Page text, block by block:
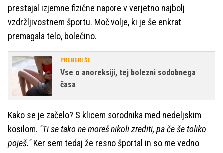
prestajal izjemne fizične napore v verjetno najbolj
vzdržljivostnem športu. Moč volje, ki je še enkrat
premagala telo, bolečino.
PREBERI ŠE
Vse o anoreksiji, tej bolezni sodobnega
časa
Kako se je začelo? S klicem sorodnika med nedeljskim
kosilom. ''Ti se tako ne moreš nikoli zrediti, pa če še toliko
poješ.''Ker sem tedaj že resno športal in so me vedno